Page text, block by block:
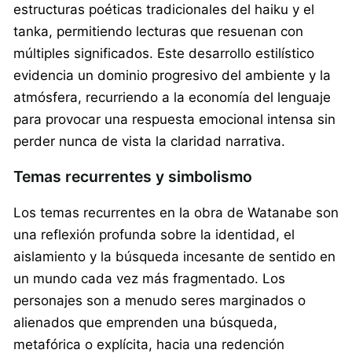
estructuras poéticas tradicionales del haiku y el
tanka, permitiendo lecturas que resuenan con
múltiples significados. Este desarrollo estilístico
evidencia un dominio progresivo del ambiente y la
atmósfera, recurriendo a la economía del lenguaje
para provocar una respuesta emocional intensa sin
perder nunca de vista la claridad narrativa.
Temas recurrentes y simbolismo
Los temas recurrentes en la obra de Watanabe son
una reflexión profunda sobre la identidad, el
aislamiento y la búsqueda incesante de sentido en
un mundo cada vez más fragmentado. Los
personajes son a menudo seres marginados o
alienados que emprenden una búsqueda,
metafórica o explícita, hacia una redención